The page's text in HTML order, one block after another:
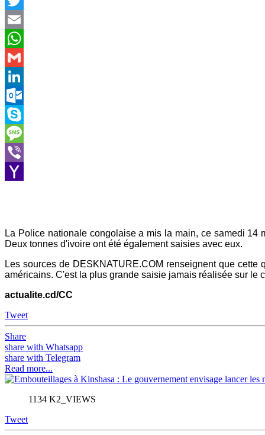
Twitter
Email
WhatsApp
Gmail
LinkedIn
Outlook.com
Skype
Message
Viber
La Police nationale congolaise a mis la main, ce samedi 14
Deux tonnes d'ivoire ont été également saisies avec eux.
Les sources de DESKNATURE.COM renseignent que
américains. C'est la plus grande saisie jamais réalisée sur le
actualite.cd/CC
Tweet
Share
share with Whatsapp
share with Telegram
Read more...
1134 K2_VIEWS
Tweet